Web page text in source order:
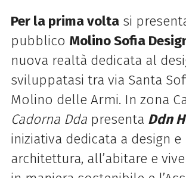
Per la prima voltasi
pubblico Molino Sofia
nuova realtà dedicata al
sviluppatasi tra via Santa
Molino delle Armi. In zona
Cadorna Ddapresenta Ddn
iniziativa dedicata a design e
architettura, all’abitare e